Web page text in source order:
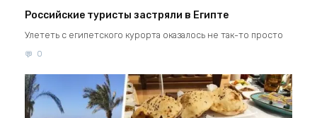
Российские туристы застряли в Египте
Улететь с египетского курорта оказалось не так-то просто
0